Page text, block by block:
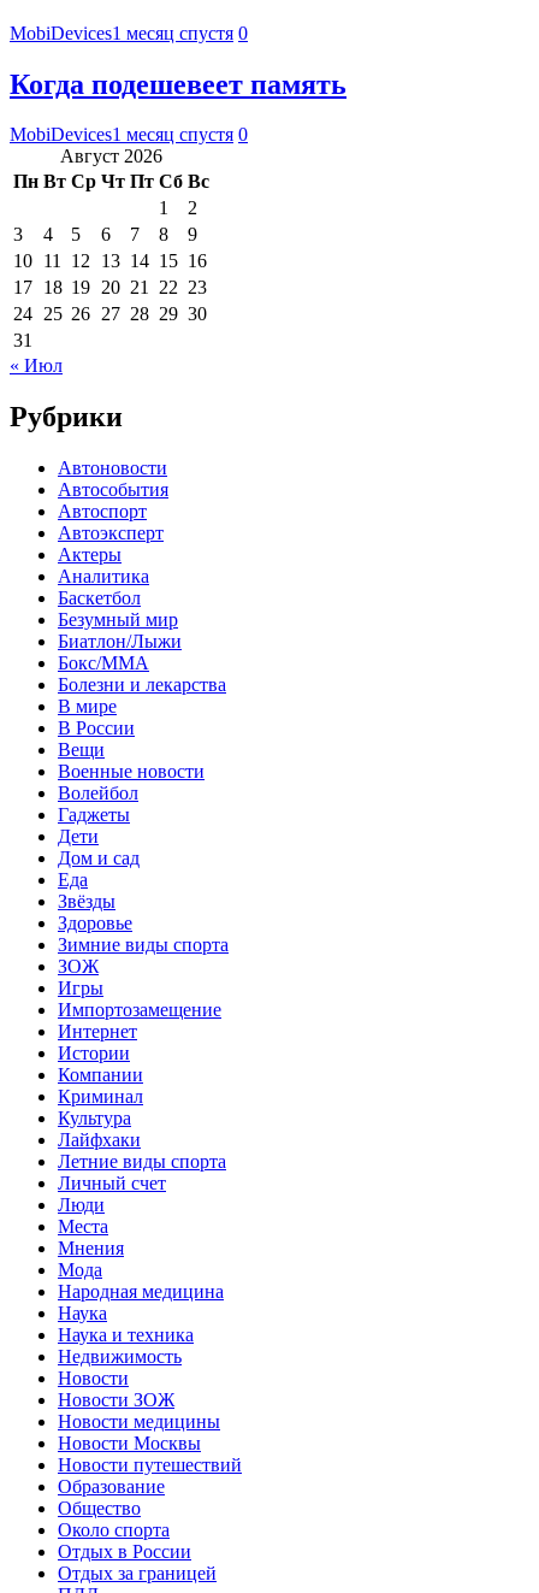
MobiDevices1 месяц спустя 0
Когда подешевеет память
MobiDevices1 месяц спустя 0
Август 2026
Пн Вт Ср Чт Пт Сб Вс
1
2
3
4 5 6 7 8
9
10 11 12 13 14 15 16
17 18 19 20 21 22 23
24 25 26 27 28 29 30
31
« Июл
Рубрики
Автоновости
Автособытия
Автоспорт
Автоэксперт
Актеры
Аналитика
Баскетбол
Безумный мир
Биатлон/Лыжи
Бокс/MMA
Болезни и лекарства
В мире
В России
Вещи
Военные новости
Волейбол
Гаджеты
Дети
Дом и сад
Еда
Звёзды
Здоровье
Зимние виды спорта
ЗОЖ
Игры
Импортозамещение
Интернет
Истории
Компании
Криминал
Культура
Лайфхаки
Летние виды спорта
Личный счет
Люди
Места
Мнения
Мода
Народная медицина
Наука
Наука и техника
Недвижимость
Новости
Новости ЗОЖ
Новости медицины
Новости Москвы
Новости путешествий
Образование
Общество
Около спорта
Отдых в России
Отдых за границей